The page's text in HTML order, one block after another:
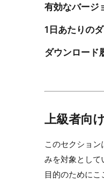
有効なバージ
1日あたりの
ダウンロード
上級者向
このセクショ
みを対象として
目的のためにこ